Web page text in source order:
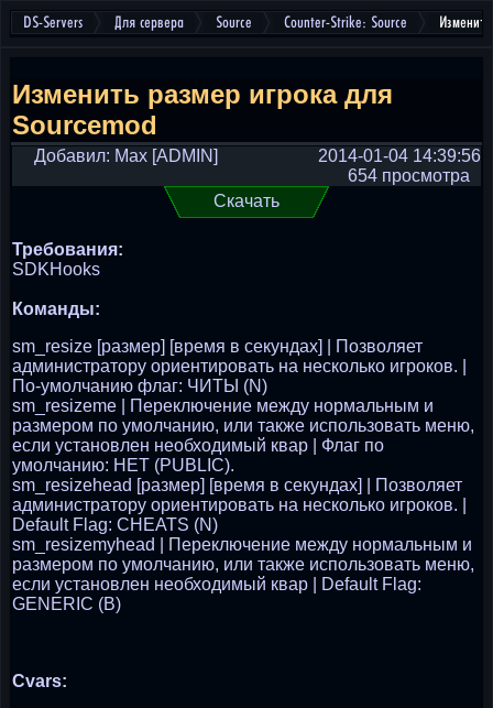
DS-Servers Для сервера Source Counter-Strike: Source
Изменить размер игрока для
Sourcemod
Добавил: Max [ADMIN]
2014-01-04 14:39:56
654 просмотра
Скачать
Требования:
SDKHooks
Команды:
sm_resize [размер] [время в секундах] | Позволяет
администратору ориентировать на несколько игроков. |
По-умолчанию флаг: ЧИТЫ (N)
sm_resizeme | Переключение между нормальным и
размером по умолчанию, или также использовать меню,
если установлен необходимый квар | Флаг по
умолчанию: НЕТ (PUBLIC).
sm_resizehead [размер] [время в секундах] | Позволяет
администратору ориентировать на несколько игроков. |
Default Flag: CHEATS (N)
sm_resizemyhead | Переключение между нормальным и
размером по умолчанию, или также использовать меню,
если установлен необходимый квар | Default Flag:
GENERIC (B)
Cvars: